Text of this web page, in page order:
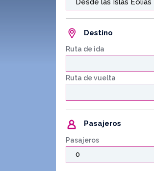
Destino
Ruta de ida
Ruta de vuelta
Pasajeros
Pasajeros